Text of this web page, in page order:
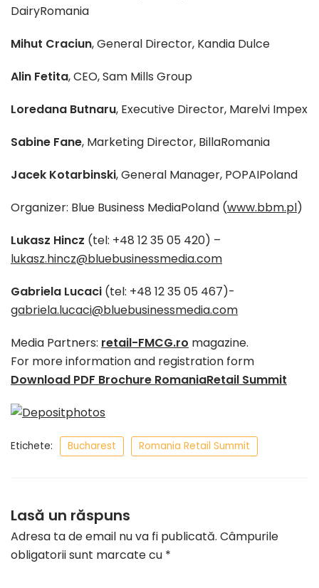
DairyRomania
Mihut Craciun, General Director, Kandia Dulce
Alin Fetita, CEO, Sam Mills Group
Loredana Butnaru, Executive Director, Marelvi Impex
Sabine Fane, Marketing Director, BillaRomania
Jacek Kotarbinski, General Manager, POPAIPoland
Organizer: Blue Business MediaPoland (www.bbm.pl)
Lukasz Hincz (tel: +48 12 35 05 420) –
lukasz.hincz@bluebusinessmedia.com
Gabriela Lucaci (tel: +48 12 35 05 467)-
gabriela.lucaci@bluebusinessmedia.com
Media Partners: retail-FMCG.ro magazine.
For more information and registration form
Download PDF Brochure RomaniaRetail Summit
Etichete: Bucharest Romania Retail Summit
Lasă un răspuns
Adresa ta de email nu va fi publicată. Câmpurile
obligatorii sunt marcate cu *